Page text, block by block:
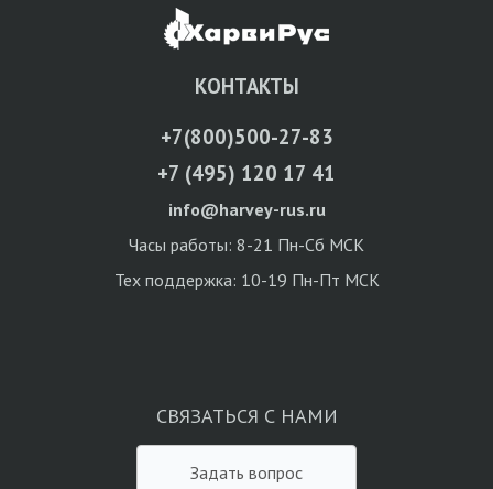
КОНТАКТЫ
+7(800)500-27-83
+7 (495) 120 17 41
info@harvey-rus.ru
Часы работы: 8-21 Пн-Сб МСК
Тех поддержка: 10-19 Пн-Пт МСК
СВЯЗАТЬСЯ С НАМИ
Задать вопрос